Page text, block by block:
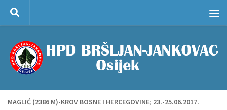
Skip to content
MAGLIĆ (2386 M)-KROV BOSNE I HERCEGOVINE; 23.-25.06.2017.